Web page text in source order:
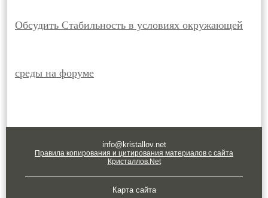
Обсудить Стабильность в условиях окружающей
среды на форуме
info@kristallov.net
Правила копирования и цитирования материалов с сайта
Кристаллов.Net
Карта сайта